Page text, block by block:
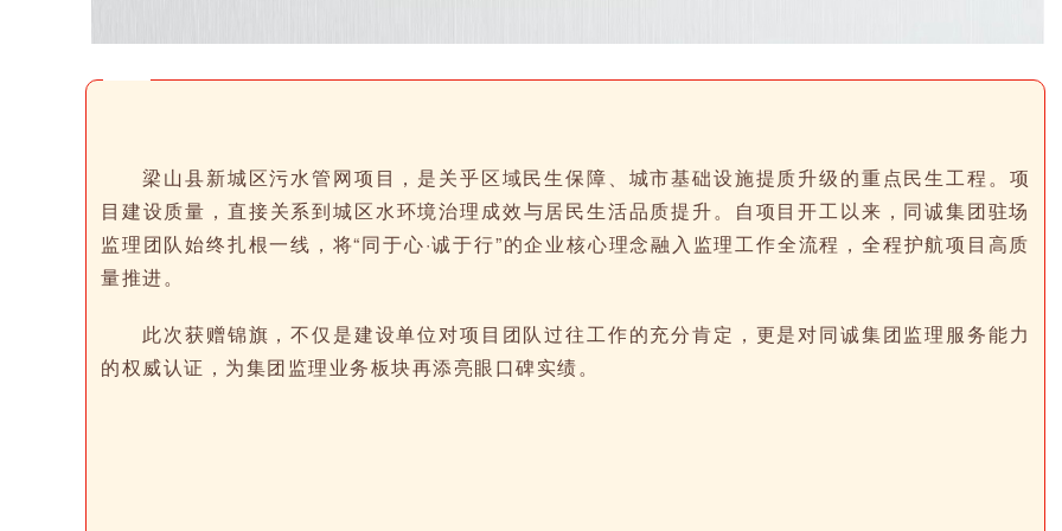
梁山县新城区污水管网项目，是关乎区域民生保障、城市基础设施提质升级的重点民生工程。项
目建设质量，直接关系到城区水环境治理成效与居民生活品质提升。自项目开工以来，同诚集团驻场
监理团队始终扎根一线，将“同于心·诚于行”的企业核心理念融入监理工作全流程，全程护航项目高质
量推进。
此次获赠锦旗，不仅是建设单位对项目团队过往工作的充分肯定，更是对同诚集团监理服务能力
的权威认证，为集团监理业务板块再添亮眼口碑实绩。